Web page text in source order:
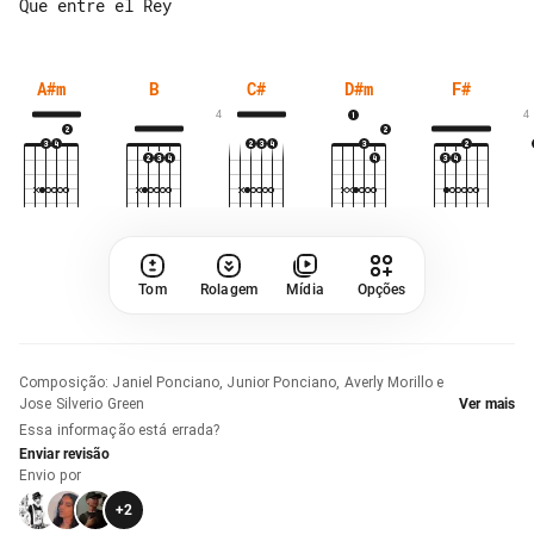
A#m B C#
4
D#m F#
4
Tom Rolagem Mídia Opções
Composição: Janiel Ponciano, Junior Ponciano, Averly Morillo e
Jose Silverio Green
Ver mais
Essa informação está errada?
Enviar revisão
Envio por
+2